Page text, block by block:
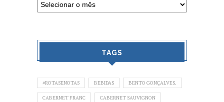
TAGS
#ROTASENOTAS BEBIDAS BENTO GONÇALVES.
CABERNET FRANC CABERNET SAUVIGNON